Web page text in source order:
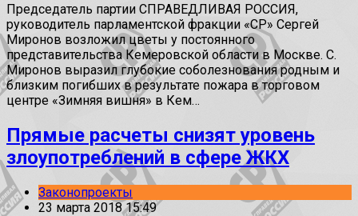
Председатель партии СПРАВЕДЛИВАЯ РОССИЯ,
руководитель парламентской фракции «СР» Сергей
Миронов возложил цветы у постоянного
представительства Кемеровской области в Москве. С.
Миронов выразил глубокие соболезнования родным и
близким погибших в результате пожара в торговом
центре «Зимняя вишня» в Кем…
Прямые расчеты снизят уровень
злоупотреблений в сфере ЖКХ
Законопроекты
23 марта 2018 15:49